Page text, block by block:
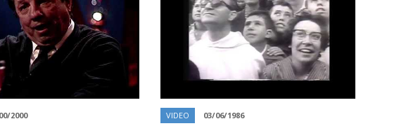
2000 VIDEO 03/06/1986